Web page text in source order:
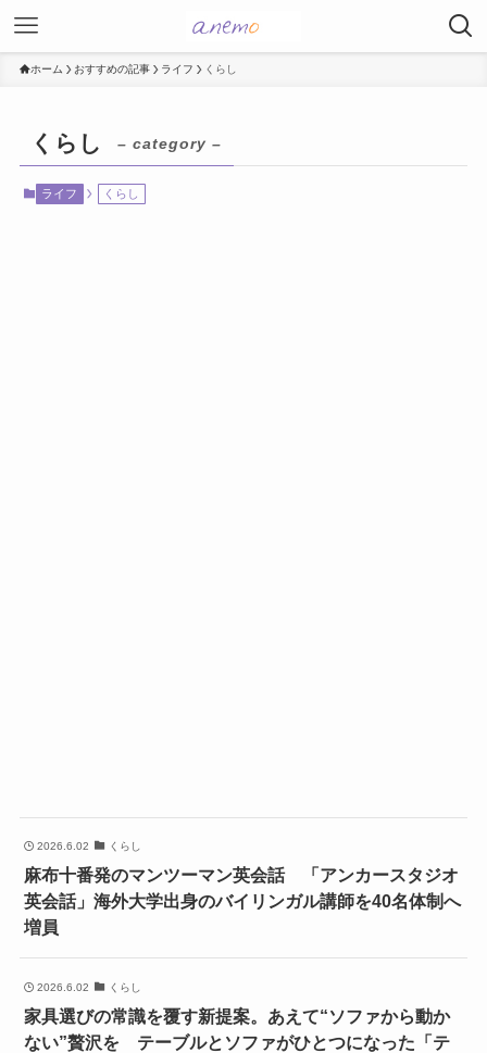
ホーム おすすめの記事 ライフ くらし
くらし – category –
ライフ くらし
2026.6.02 くらし
麻布十番発のマンツーマン英会話 「アンカースタジオ
英会話」海外大学出身のバイリンガル講師を40名体制へ
増員
2026.6.02 くらし
家具選びの常識を覆す新提案。あえて“ソファから動か
ない”贅沢を テーブルとソファがひとつになった「テ